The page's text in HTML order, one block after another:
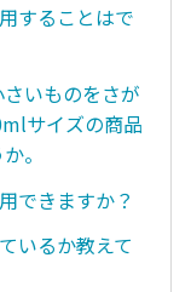
することはで
いものをさが
サイズの商品
。
できますか？
いるか教えて